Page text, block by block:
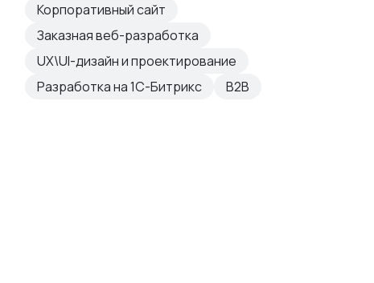
Корпоративный сайт
Заказная веб-разработка
UX\UI-дизайн и проектирование
Разработка на 1С-Битрикс
B2B